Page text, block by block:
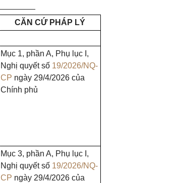
CĂN CỨ PHÁP LÝ
Mục 1, phần A, Phụ lục I,
Nghị quyết số 19/2026/NQ-
CP ngày 29/4/2026 của
Chính phủ
Mục 3, phần A, Phụ lục I,
Nghị quyết số 19/2026/NQ-
CP ngày 29/4/2026 của